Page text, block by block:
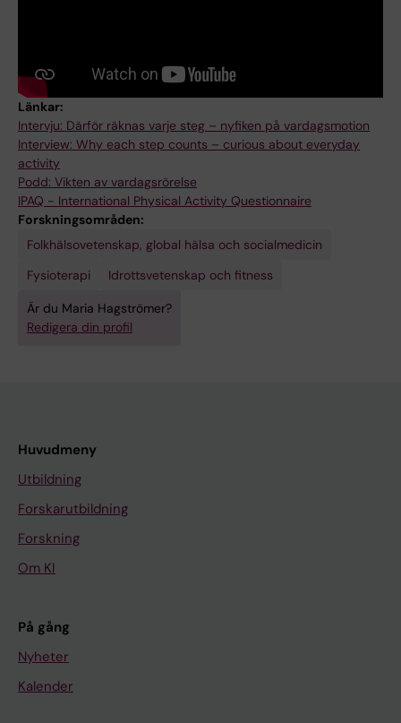
Länkar:
Intervju: Därför räknas varje steg – nyfiken på vardagsmotion
Interview: Why each step counts – curious about everyday
activity
Podd: Vikten av vardagsrörelse
IPAQ - International Physical Activity Questionnaire
Forskningsområden:
Folkhälsovetenskap, global hälsa och socialmedicin
Fysioterapi
Idrottsvetenskap och fitness
Är du Maria Hagströmer?
Redigera din profil
Huvudmeny
Utbildning
Forskarutbildning
Forskning
Om KI
På gång
Nyheter
Kalender